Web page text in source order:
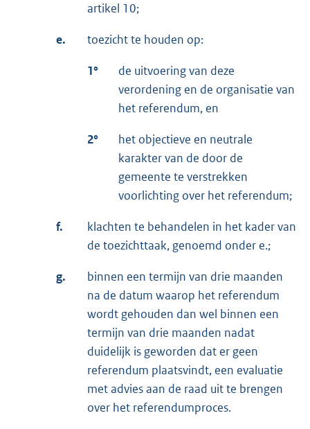
artikel 10;
e. toezicht te houden op:
1°
de uitvoering van deze
verordening en de organisatie van
het referendum, en
2°
het objectieve en neutrale
karakter van de door de
gemeente te verstrekken
voorlichting over het referendum;
f.
klachten te behandelen in het kader van
de toezichttaak, genoemd onder e.;
g.
binnen een termijn van drie maanden
na de datum waarop het referendum
wordt gehouden dan wel binnen een
termijn van drie maanden nadat
duidelijk is geworden dat er geen
referendum plaatsvindt, een evaluatie
met advies aan de raad uit te brengen
over het referendumproces.